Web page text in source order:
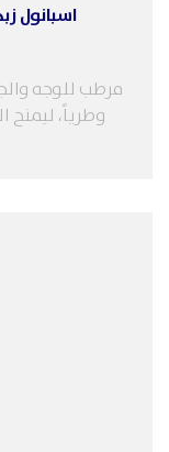
اسبانول
مرطب للوجه
وطرياً، ليمنح
ويجددها